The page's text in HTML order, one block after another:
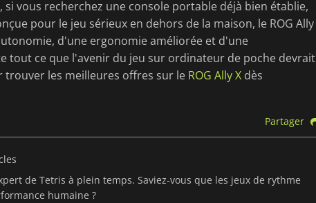
vous recherchez une console portable déjà bien établie,
pour le jeu sérieux en dehors de la maison, le ROG Ally
d'une ergonomie améliorée et d'une
tout ce que l'avenir du jeu sur ordinateur de poche devrait
les meilleures offres sur le ROG Ally X dès
Partager
de Tetris à plein temps. Saviez-vous que les jeux de rythme
humaine ?